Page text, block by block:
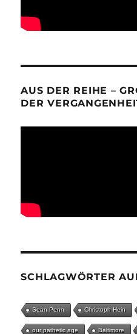
AUS DER REIHE –
ER
SCHLAGWÖRTER
Sean Penn Christoph Hein
our pathetic age Baltimore